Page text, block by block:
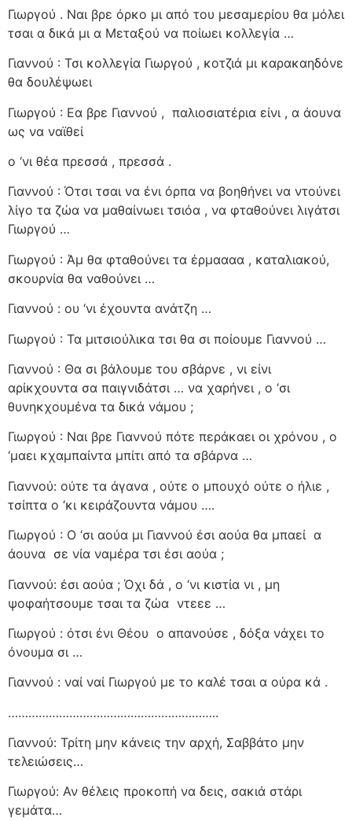
Γιωργού . Ναι βρε όρκο μι από του μεσαμερίου θα μόλει
τσαι α δικά μι α Μεταξού να ποίωει κολλεγία …
Γιαννού : Τσι κολλεγία Γιωργού , κοτζιά μι καρακαηδόνε
θα δουλέψωει
Γιωργού : Εα βρε Γιαννού , παλιοσιατέρια είνι , α άουνα
ως να ναϊθεί
ο ‘νι θέα πρεσσά , πρεσσά .
Γιαννού : Ότσι τσαι να ένι όρπα να βοηθήνει να ντούνει
λίγο τα ζώα να μαθαίνωει τσιόα , να φταθούνει λιγάτσι
Γιωργού …
Γιωργού : Άμ θα φταθούνει τα έρμαααα , καταλιακού,
σκουρνία θα ναθούνει …
Γιαννού : ου ‘νι έχουντα ανάτζη …
Γιωργού : Τα μιτσιούλικα τσι θα σι ποίουμε Γιαννού …
Γιαννού : Θα σι βάλουμε του σβάρνε , νι είνι
αρίκχουντα σα παιγνιδάτσι … να χαρήνει , ο ‘σι
θυνηκχουμένα τα δικά νάμου ;
Γιωργού : Ναι βρε Γιαννού πότε περάκαει οι χρόνου , ο
‘μαει κχαμπαίντα μπίτι από τα σβάρνα …
Γιαννού: ούτε τα άγανα , ούτε ο μπουχό ούτε ο ήλιε ,
τσίπτα ο ‘κι κειράζουντα νάμου ….
Γιωργού : Ο ‘σι αούα μι Γιαννού έσι αούα θα μπαεί α
άουνα σε νία ναμέρα τσι έσι αούα ;
Γιαννού: έσι αούα ; Όχι δά , ο ‘νι κιστία νι , μη
ψοφαήτσουμε τσαι τα ζώα ντεεε …
Γιωργού : ότσι ένι Θέου ο απανούσε , δόξα νάχει το
όνουμα σι …
Γιαννού : ναί ναί Γιωργού με το καλέ τσαι α ούρα κά .
……………………………………………………..
Γιαννού: Τρίτη μην κάνεις την αρχή, Σαββάτο μην
τελειώσεις…
Γιωργού: Αν θέλεις προκοπή να δεις, σακιά στάρι
γεμάτα…